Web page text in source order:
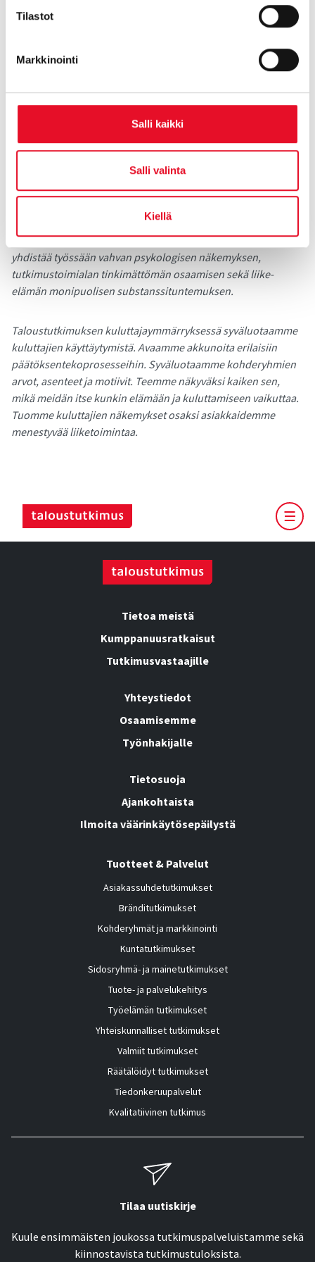
Tilastot
Markkinointi
Salli kaikki
Salli valinta
Kiellä
Sari Roth
markkinointitutkimuksen spesialistina jo 20 vuoden ajan. Sari
tekee tutkimusta sekä kuluttaja- että b2b-ympäristössä. Hän
yhdistää työssään vahvan psykologisen näkemyksen,
tutkimustoimialan tinkimättömän osaamisen sekä liike-
elämän monipuolisen substanssituntemuksen.
Taloustutkimuksen kuluttajaymmärryksessä syväluotaamme
kuluttajien käyttäytymistä. Avaamme akkunoita erilaisiin
päätöksentekoprosesseihin. Syväluotaamme kohderyhmien
arvot, asenteet ja motiivit. Teemme näkyväksi kaiken sen,
mikä meidän itse kunkin elämään ja kuluttamiseen vaikuttaa.
Tuomme kuluttajien näkemykset osaksi asiakkaidemme
menestyvää liiketoimintaa.
Tietoa meistä
Kumppanuusratkaisut
Tutkimusvastaajille
Yhteystiedot
Osaamisemme
Työnhakijalle
Tietosuoja
Ajankohtaista
Ilmoita väärinkäytösepäilystä
Tuotteet & Palvelut
Asiakassuhdetutkimukset
Bränditutkimukset
Kohderyhmät ja markkinointi
Kuntatutkimukset
Sidosryhmä- ja mainetutkimukset
Tuote- ja palvelukehitys
Työelämän tutkimukset
Yhteiskunnalliset tutkimukset
Valmiit tutkimukset
Räätälöidyt tutkimukset
Tiedonkeruupalvelut
Kvalitatiivinen tutkimus
Tilaa uutiskirje
Kuule ensimmäisten joukossa tutkimuspalveluistamme sekä
kiinnostavista tutkimustuloksista.